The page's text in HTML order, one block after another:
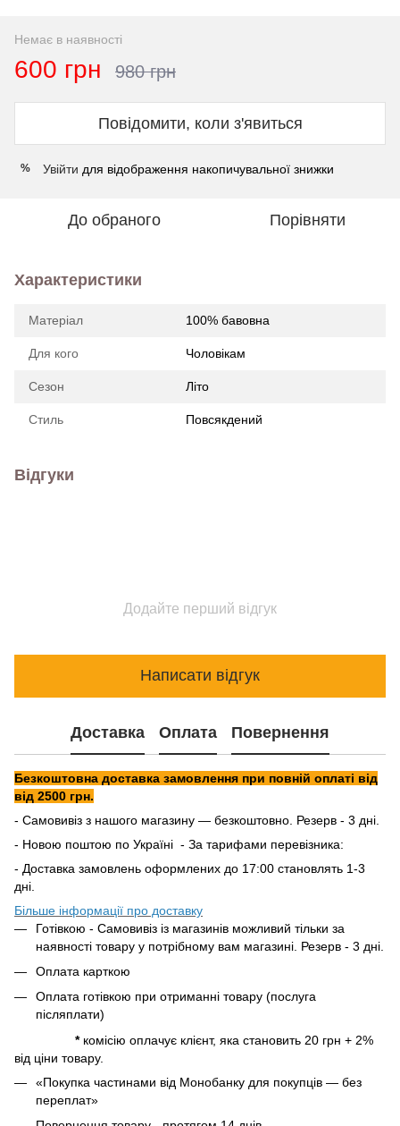
Немає в наявності
600 грн 980 грн
Повідомити, коли з'явиться
% Увійти для відображення накопичувальної знижки
До обраного Порівняти
Характеристики
Матеріал 100% бавовна
Для кого Чоловікам
Сезон Літо
Стиль Повсякдений
Відгуки
Додайте перший відгук
Написати відгук
Доставка Оплата Повернення
Безкоштовна доставка замовлення при повній оплаті від
від 2500 грн.
- Самовивіз з нашого магазину — безкоштовно. Резерв - 3 дні.
- Новою поштою по Україні - За тарифами перевізника:
- Доставка замовлень оформлених до 17:00 становлять 1-3
дні.
Більше інформації про доставку
Готівкою - Самовивіз із магазинів можливий тільки за
наявності товару у потрібному вам магазині. Резерв - 3 дні.
Оплата карткою
Оплата готівкою при отриманні товару (послуга
післяплати)
* комісію оплачує клієнт, яка становить 20 грн + 2%
від ціни товару.
«Покупка частинами від Монобанку для покупців — без
переплат»